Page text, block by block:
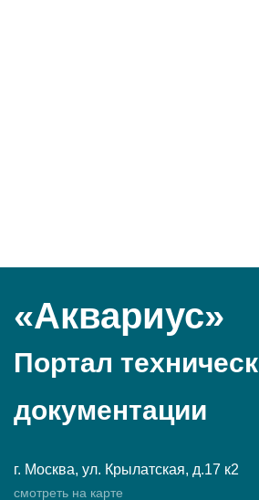
«Аквариус»
Портал
документации
г. Москва, ул. Крылатская, д.17 к2
смотреть на карте